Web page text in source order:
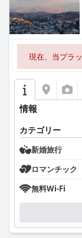
現在、当プラ
情報
カテゴリー
新婚旅行
ロマンチック
無料Wi-Fi